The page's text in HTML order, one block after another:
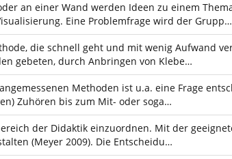
an einer Wand werden Ideen zu einem
Eine Problemfrage wird der Grupp…
die schnell geht und mit wenig Aufwand
gebeten, durch Anbringen von Klebe…
Methoden ist u.a. eine Frage
Zuhören bis zum Mit- oder soga…
der Didaktik einzuordnen. Mit der
(Meyer 2009). Die Entscheidu…